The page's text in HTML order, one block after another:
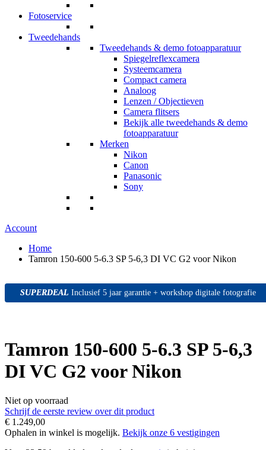
Fotoservice
Tweedehands
Tweedehands & demo fotoapparatuur
Spiegelreflexcamera
Systeemcamera
Compact camera
Analoog
Lenzen / Objectieven
Camera flitsers
Bekijk alle tweedehands & demo
fotoapparatuur
Merken
Nikon
Canon
Panasonic
Sony
Account
Home
Tamron 150-600 5-6.3 SP 5-6,3 DI VC G2 voor Nikon
SUPERDEAL
SUPERDEAL
SUPERDEAL Inclusief 5 jaar garantie + workshop digitale fotografie
Tamron 150-600 5-6.3 SP 5-6,3
DI VC G2 voor Nikon
Niet op voorraad
Schrijf de eerste review over dit product
€ 1.249,00
Ophalen in winkel is mogelijk. Bekijk onze 6 vestigingen